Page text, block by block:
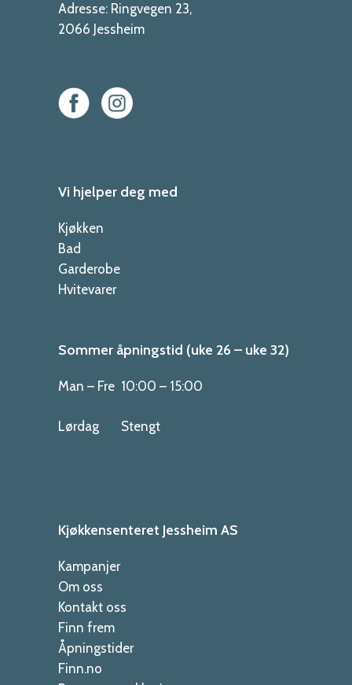
Adresse: Ringvegen 23,
2066 Jessheim
Vi hjelper deg med
Kjøkken
Bad
Garderobe
Hvitevarer
Sommer åpningstid (uke 26 – uke 32)
Man – Fre 10:00 – 15:00
Lørdag Stengt
Kjøkkensenteret Jessheim AS
Kampanjer
Om oss
Kontakt oss
Finn frem
Åpningstider
Finn.no